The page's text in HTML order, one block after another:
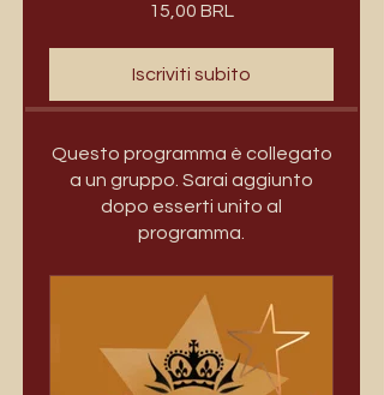
15,00 BRL
Iscriviti subito
Questo programma è collegato
a un gruppo. Sarai aggiunto
dopo esserti unito al
programma.